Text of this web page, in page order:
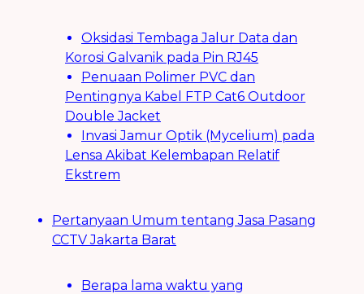
Oksidasi Tembaga Jalur Data dan
Korosi Galvanik pada Pin RJ45
Penuaan Polimer PVC dan
Pentingnya Kabel FTP Cat6 Outdoor
Double Jacket
Invasi Jamur Optik (Mycelium) pada
Lensa Akibat Kelembapan Relatif
Ekstrem
Pertanyaan Umum tentang Jasa Pasang
CCTV Jakarta Barat
Berapa lama waktu yang